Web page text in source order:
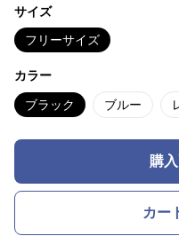
サイズ
フリーサイズ
カラー
ブラック ブルー
購
カー